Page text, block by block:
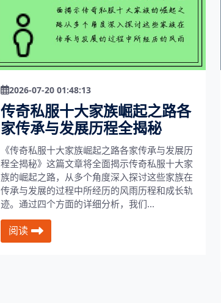
2026-07-20 01:48:13
传奇私服十大家族崛起之路各
家传承与发展历程全揭秘
《传奇私服十大家族崛起之路各家传承与发展历
程全揭秘》这篇文章将全面揭示传奇私服十大家
族的崛起之路，从多个角度深入探讨这些家族在
传承与发展的过程中所经历的风雨历程和成长轨
迹。通过四个方面的详细分析，我们...
阅读